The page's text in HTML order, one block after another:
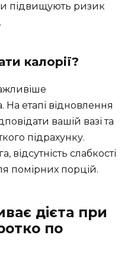
підвищують ризик
калорії?
На етапі відновлення
вашій вазі та
підрахунку.
відсутність слабкості
помірних порцій.
дієта при
по